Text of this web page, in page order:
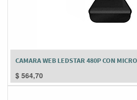
CAMARA WEB LEDSTAR 480P CON
$ 564,70